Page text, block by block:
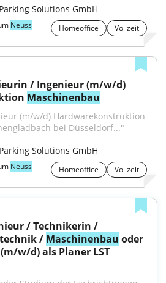
Solutions GmbH
Neuss Homeoffice Vollzeit
/ Ingenieur (m/w/d)
Maschinenbau
bei Düsseldorf..."
Solutions GmbH
Neuss Homeoffice Vollzeit
/ Technikerin /
/ Maschinenbau oder
w/d) als Planer LST